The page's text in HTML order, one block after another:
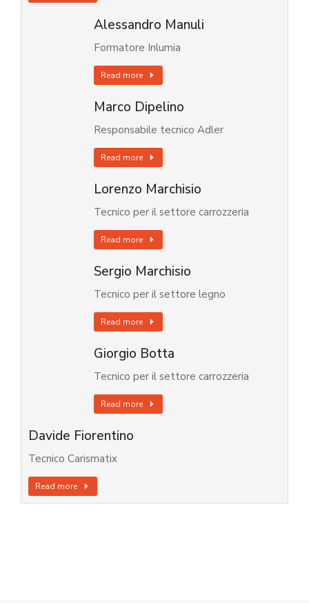
Alessandro Manuli
Formatore Inlumia
Read more
Marco Dipelino
Responsabile tecnico Adler
Read more
Lorenzo Marchisio
Tecnico per il settore carrozzeria
Read more
Sergio Marchisio
Tecnico per il settore legno
Read more
Giorgio Botta
Tecnico per il settore carrozzeria
Read more
Davide Fiorentino
Tecnico Carismatix
Read more